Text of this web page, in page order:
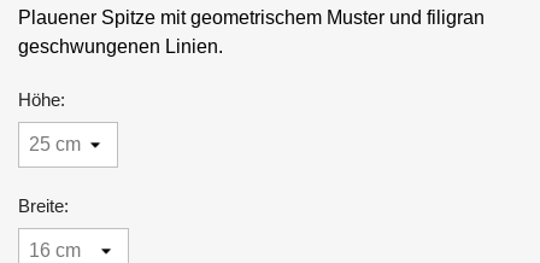
Plauener Spitze mit geometrischem Muster und filigran
geschwungenen Linien.
Höhe:
Breite: